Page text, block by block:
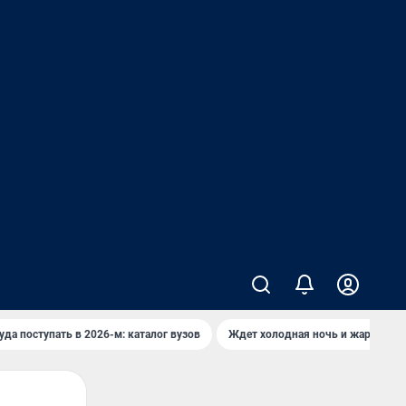
поступать в 2026-м: каталог вузов Ждет холодная ночь и жаркий